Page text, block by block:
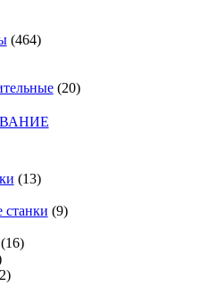
(464)
(20)
(13)
(9)
(16)